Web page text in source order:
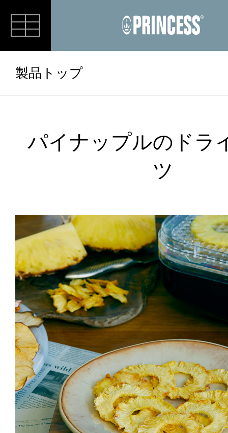
RECIPE
製品トップ
パイナップルのドラ
ツ